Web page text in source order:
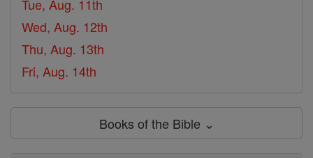
Tue, Aug. 11th
Wed, Aug. 12th
Thu, Aug. 13th
Fri, Aug. 14th
Books of the Bible ⌄